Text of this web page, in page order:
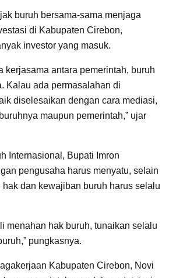
buruh bersama-sama menjaga
di Kabupaten Cirebon,
investor yang masuk.
kerjasama antara pemerintah, buruh
Kalau ada permasalahan di
diselesaikan dengan cara mediasi,
maupun pemerintah,” ujar
Internasional, Bupati Imron
pengusaha harus menyatu, selain
dan kewajiban buruh harus selalu
menahan hak buruh, tunaikan selalu
pungkasnya.
Kabupaten Cirebon, Novi